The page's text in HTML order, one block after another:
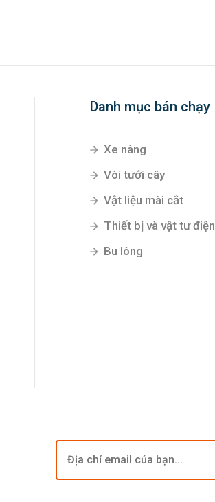
Danh mục bán chạy
Xe nâng
Vòi tưới cây
Vật liệu mài cắt
Thiết bị và vật tư điện
Bu lông